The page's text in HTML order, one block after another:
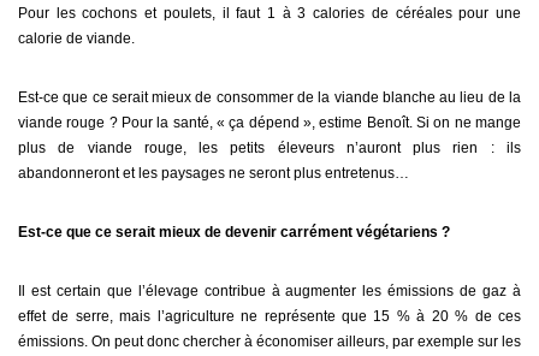
Pour les cochons et poulets, il faut 1 à 3 calories de céréales pour une
calorie de viande.
Est-ce que ce serait mieux de consommer de la viande blanche au lieu de la
viande rouge ? Pour la santé, « ça dépend », estime Benoît. Si on ne mange
plus de viande rouge, les petits éleveurs n’auront plus rien : ils
abandonneront et les paysages ne seront plus entretenus…
Est-ce que ce serait mieux de devenir carrément végétariens ?
Il est certain que l’élevage contribue à augmenter les émissions de gaz à
effet de serre, mais l’agriculture ne représente que 15 % à 20 % de ces
émissions. On peut donc chercher à économiser ailleurs, par exemple sur les